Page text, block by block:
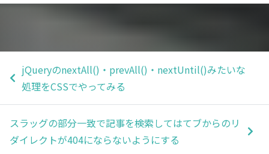
jQueryのnextAll()・prevAll()・nextUntil()みたいな
処理をCSSでやってみる
スラッグの部分一致で記事を検索してはてブからのリ
ダイレクトが404にならないようにする